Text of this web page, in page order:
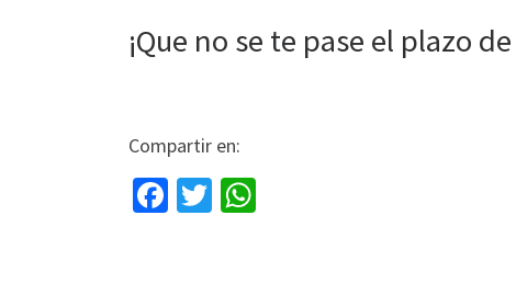
¡Que no se te pase el plazo
Compartir en:
Fa T